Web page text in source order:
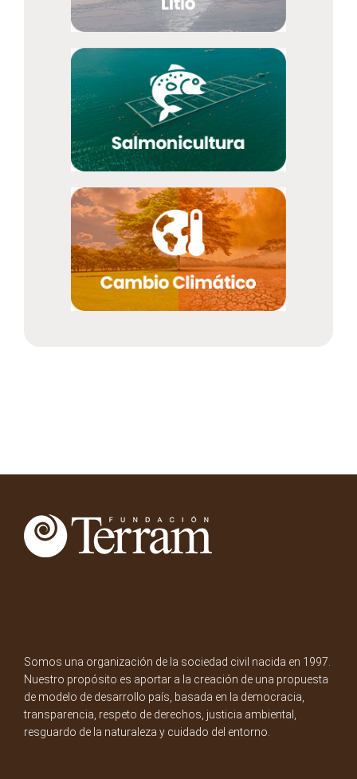
Somos una organización de la sociedad civil nacida en 1997.
Nuestro propósito es aportar a la creación de una propuesta
de modelo de desarrollo país, basada en la democracia,
transparencia, respeto de derechos, justicia ambiental,
resguardo de la naturaleza y cuidado del entorno.